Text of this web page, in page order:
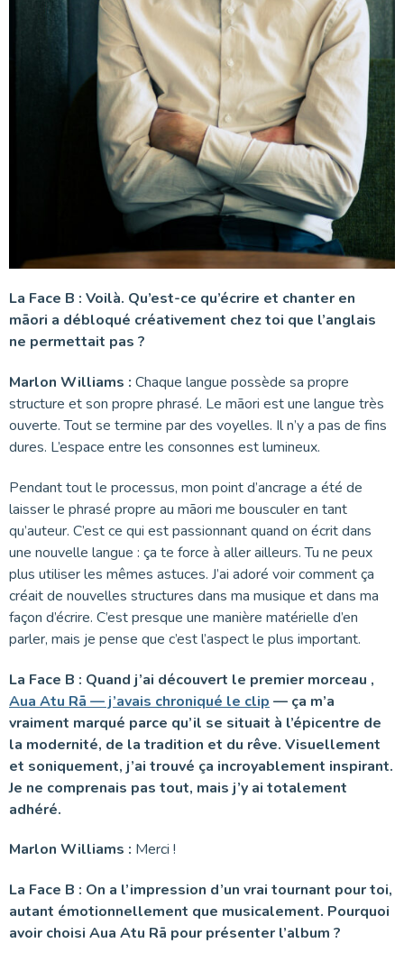
La Face B : Voilà. Qu’est-ce qu’écrire et chanter en
māori a débloqué créativement chez toi que l’anglais
ne permettait pas ?
Marlon Williams : Chaque langue possède sa propre
structure et son propre phrasé. Le māori est une langue très
ouverte. Tout se termine par des voyelles. Il n’y a pas de fins
dures. L’espace entre les consonnes est lumineux.
Pendant tout le processus, mon point d’ancrage a été de
laisser le phrasé propre au māori me bousculer en tant
qu’auteur. C’est ce qui est passionnant quand on écrit dans
une nouvelle langue : ça te force à aller ailleurs. Tu ne peux
plus utiliser les mêmes astuces. J’ai adoré voir comment ça
créait de nouvelles structures dans ma musique et dans ma
façon d’écrire. C’est presque une manière matérielle d’en
parler, mais je pense que c’est l’aspect le plus important.
La Face B : Quand j’ai découvert le premier morceau ,
Aua Atu Rā — j’avais chroniqué le clip — ça m’a
vraiment marqué parce qu’il se situait à l’épicentre de
la modernité, de la tradition et du rêve. Visuellement
et soniquement, j’ai trouvé ça incroyablement inspirant.
Je ne comprenais pas tout, mais j’y ai totalement
adhéré.
Marlon Williams : Merci !
La Face B : On a l’impression d’un vrai tournant pour toi,
autant émotionnellement que musicalement. Pourquoi
avoir choisi Aua Atu Rā pour présenter l’album ?